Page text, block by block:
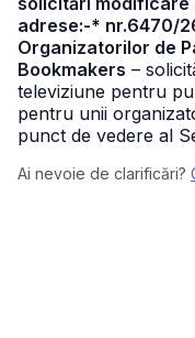
adrese:-* nr.6470/
Organizatorilor de
Bookmakers –
televiziune pentru
pentru unii
punct de vedere al
Ai nevoie de clarificări?